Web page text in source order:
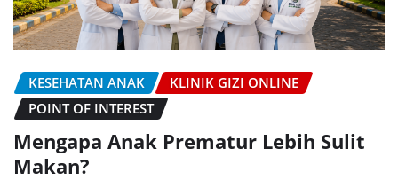
KESEHATAN ANAK
KLINIK GIZI ONLINE
POINT OF INTEREST
Mengapa Anak Prematur Lebih Sulit
Makan?